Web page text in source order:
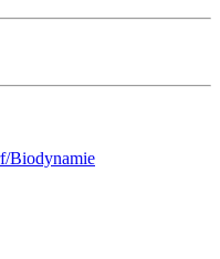
Biodynamie